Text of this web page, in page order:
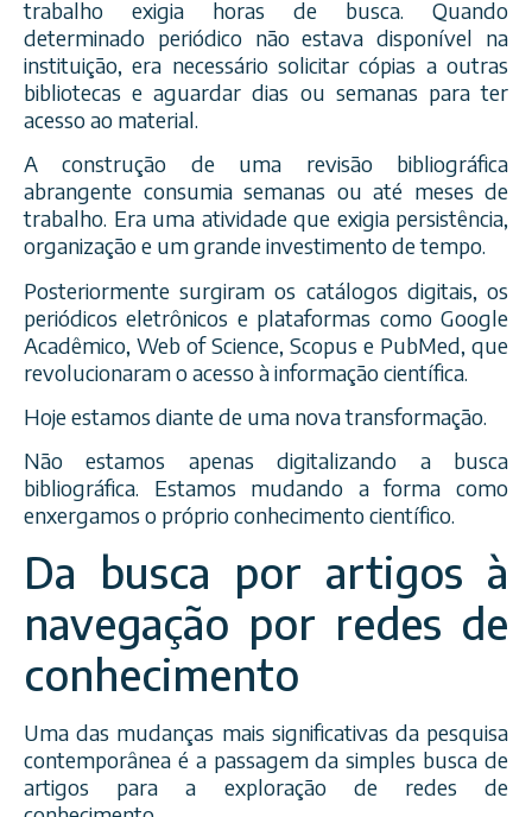
trabalho exigia horas de busca. Quando
determinado periódico não estava disponível na
instituição, era necessário solicitar cópias a outras
bibliotecas e aguardar dias ou semanas para ter
acesso ao material.
A construção de uma revisão bibliográfica
abrangente consumia semanas ou até meses de
trabalho. Era uma atividade que exigia persistência,
organização e um grande investimento de tempo.
Posteriormente surgiram os catálogos digitais, os
periódicos eletrônicos e plataformas como Google
Acadêmico, Web of Science, Scopus e PubMed, que
revolucionaram o acesso à informação científica.
Hoje estamos diante de uma nova transformação.
Não estamos apenas digitalizando a busca
bibliográfica. Estamos mudando a forma como
enxergamos o próprio conhecimento científico.
Da busca por artigos à
navegação por redes de
conhecimento
Uma das mudanças mais significativas da pesquisa
contemporânea é a passagem da simples busca de
artigos para a exploração de redes de